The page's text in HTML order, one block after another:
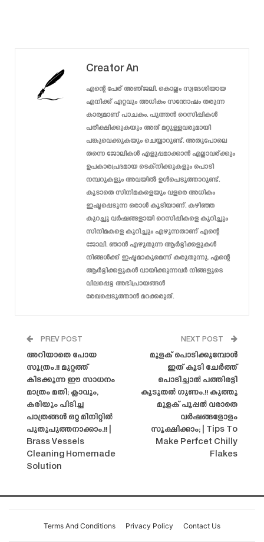
Creator An
എന്റെ പേര് അഞ്ജലി. കൊല്ലം സ്വദേശിയായ
എനിക്ക് ഏറ്റവും അധികം സന്തോഷം തരുന്ന
കാര്യമാണ് പാചകം. പുത്തൻ റെസിപ്പികൾ
പരീക്ഷിക്കുകയും അത് മറ്റുള്ളവരുമായി
പങ്കുവെക്കുകയും ചെയ്യാറുണ്ട്. അതുപോലെ
തന്നെ ജോലികൾ എളുപ്പമാക്കാൻ എല്ലാവര്ക്കും
ഉപകാരപ്രദമായ ടെക്‌നിക്കുകളും പൊടി
നമ്പറുകളും അവയിൽ ഉൾപെടുത്താറുണ്ട്.
കൂടാതെ സിനിമകളെയും വളരെ അധികം
ഇഷ്ടപ്പെടുന്ന ഒരാൾ കൂടിയാണ്. കഴിഞ്ഞ
കുറച്ചു വർഷങ്ങളായി റെസിപ്പികളെ കുറിച്ചും
സിനിമകളെ കുറിച്ചും എഴുന്നതാണ് എന്റെ
ജോലി. ഞാൻ എഴുതുന്ന ആർട്ടിക്കളുകൾ
നിങ്ങൾക്ക് ഇഷ്ടമാകുമെന്ന് കരുതുന്നു. എന്റെ
ആർട്ടിക്കളുകൾ വായിക്കുന്നവർ നിങ്ങളുടെ
വിലപ്പെട്ട അഭിപ്രായങ്ങൾ
രേഖപ്പെടുത്താൻ മറക്കരുത്.
PREV POST
അറിയാതെ പോയ
സൂത്രം.!! മുറ്റത്ത്
കിടക്കുന്ന ഈ സാധനം
മാത്രം മതി; ക്ലാവും,
കരിയും പിടിച്ച
പാത്രങ്ങൾ ഒറ്റ മിനിറ്റിൽ
പുതുപുത്തനാക്കാം.!! |
Brass Vessels
Cleaning Homemade
Solution
NEXT POST
മുളക് പൊടിക്കുമ്പോൾ
ഇത് കൂടി ചേർത്ത്
പൊടിച്ചാൽ പത്തിരട്ടി
കൂടുതൽ ഗുണം.!! കുത്തു
മുളക് പൂപ്പൽ വരാതെ
വർഷങ്ങളോളം
സൂക്ഷിക്കാം; | Tips To
Make Perfcet Chilly
Flakes
Terms And Conditions Privacy Policy Contact Us